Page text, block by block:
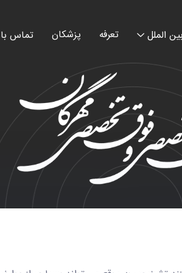
الملل تعرفه پزشکان تماس